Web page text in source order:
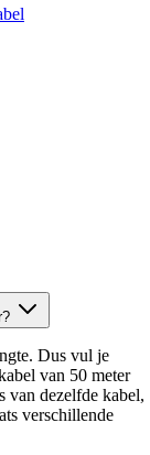
Dus vul je
van 50 meter
van dezelfde kabel,
verschillende